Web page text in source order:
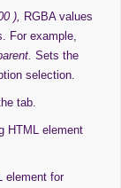
), RGBA values
For example,
Sets the
selection.
tab.
HTML element
element for